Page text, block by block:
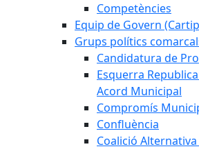
Competències
Equip de Govern
Grups polítics
Candidatura de
Esquerra
Acord Municipal
Compromís
Confluència
Coalició